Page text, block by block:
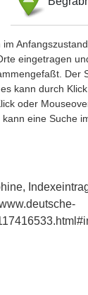
eingetragen
Der
kann durch
oder
eine Suche